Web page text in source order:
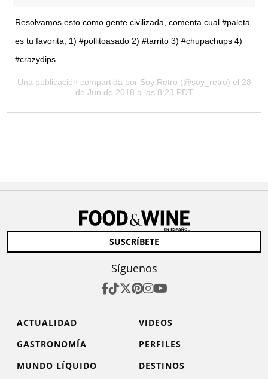
Resolvamos esto como gente civilizada, comenta cual #paleta
es tu favorita, 1) #pollitoasado 2) #tarrito 3) #chupachups 4)
#crazydips
Una publicación compartida por Soy Retro (@soy_retro) el 28
de Jun de 2018 a las 8:23 PDT
SUSCRÍBETE
Síguenos
ACTUALIDAD
VIDEOS
GASTRONOMÍA
PERFILES
MUNDO LÍQUIDO
DESTINOS